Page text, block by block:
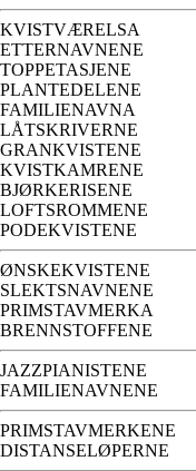
KVISTVÆRELSA
ETTERNAVNENE
TOPPETASJENE
PLANTEDELENE
FAMILIENAVNA
LÅTSKRIVERNE
GRANKVISTENE
KVISTKAMRENE
BJØRKERISENE
LOFTSROMMENE
PODEKVISTENE
ØNSKEKVISTENE
SLEKTSNAVNENE
PRIMSTAVMERKA
BRENNSTOFFENE
JAZZPIANISTENE
FAMILIENAVNENE
PRIMSTAVMERKENE
DISTANSELØPERNE